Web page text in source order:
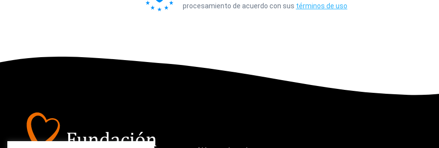
procesamiento de acuerdo con sus términos de uso